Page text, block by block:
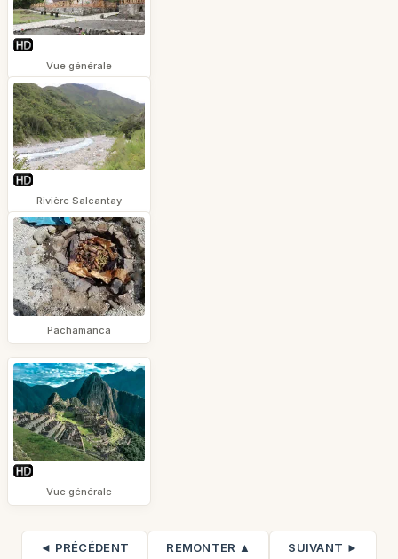
Vue générale
Rivière Salcantay
Pachamanca
Vue générale
◄ PRÉCÉDENT REMONTER ▲ SUIVANT ►